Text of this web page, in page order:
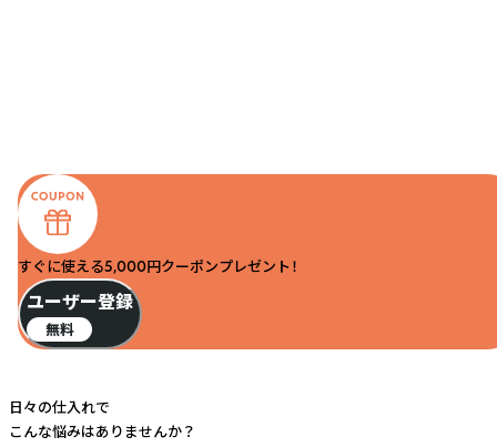
すぐに使える5,000円クーポンプレゼント！
ユーザー登録
無料
日々の仕入れで
こんな悩みはありませんか？